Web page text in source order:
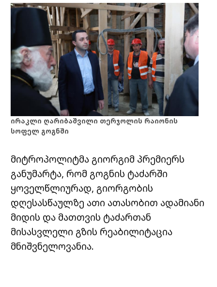
ირაკლი ღარიბაშვილი თერჯოლის რაიონის
სოფელ გოგნში
მიტროპოლიტმა გიორგიმ პრემიერს
განუმარტა, რომ გოგნის ტაძარში
ყოველწლიურად, გიორგობის
დღესასწაულზე ათი ათასობით ადამიანი
მიდის და მათთვის ტაძართან
მისასვლელი გზის რეაბილიტაცია
მნიშვნელოვანია.